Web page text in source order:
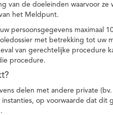
van de doeleinden waarvoor ze
het Meldpunt.
persoonsgegevens maximaal
met betrekking tot uw
van gerechtelijke procedure
procedure.
delen met andere private
op voorwaarde dat dit